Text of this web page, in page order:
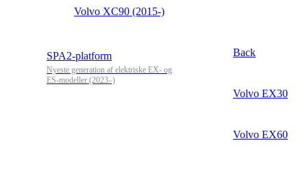
Volvo XC90 (2015-)
SPA2-platform
Nyeste generation af elektriske EX- og
ES-modeller (2023–)
Back
Volvo EX30
Volvo EX60